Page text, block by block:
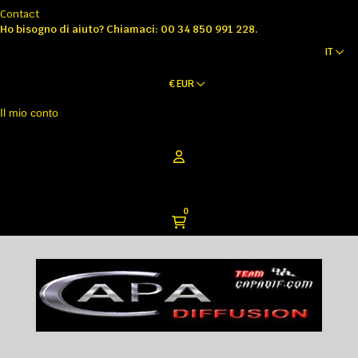
Contact
Ho bisogno di aiuto? Chiamaci: 00 34 850 991 228.
IT
€ EUR
Il mio conto
0